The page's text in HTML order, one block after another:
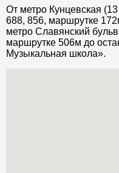
От метро Кунцевская
688, 856, маршрутке
метро Славянский
маршрутке 506м до
Музыкальная школа».